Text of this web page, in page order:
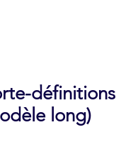
définitions
long)